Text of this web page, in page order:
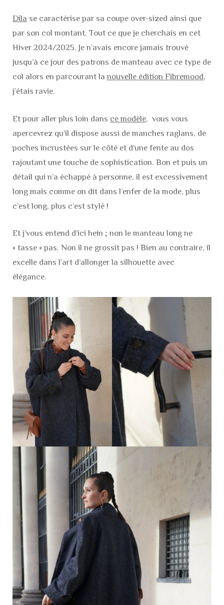
Dila se caractérise par sa coupe over-sized ainsi que
par son col montant. Tout ce que je cherchais en cet
Hiver 2024/2025. Je n’avais encore jamais trouvé
jusqu’à ce jour des patrons de manteau avec ce type de
col alors en parcourant lanouvelle édition Fibremood,
j’étais ravie.
Et pour aller plus loin dans ce modèle, vous vous
apercevrez qu’il dispose aussi de manches raglans, de
poches incrustées sur le côté et d’une fente au dos
rajoutant une touche de sophistication. Bon et puis un
détail qui n’a échappé à personne, il est excessivement
long mais comme on dit dans l’enfer de la mode, plus
c’est long, plus c’est stylé !
Et j’vous entend d’ici hein ; non le manteau long ne
« tasse » pas. Non il ne grossit pas ! Bien au contraire, il
excelle dans l’art d’allonger la silhouette avec
élégance.